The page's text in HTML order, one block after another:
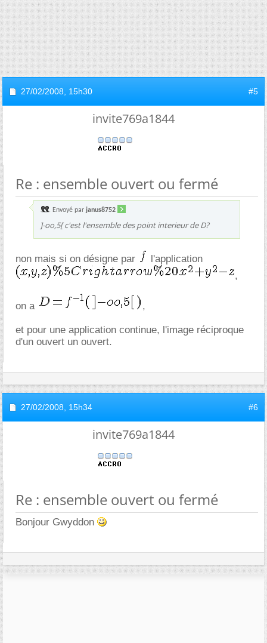
27/02/2008, 15h30 #5
invite769a1844
Re : ensemble ouvert ou fermé
Envoyé par janus8752
]-oo,5[ c'est l'ensemble des point interieur de D?
non mais si on désigne par
l'application
,
on a ,
et pour une application continue, l'image réciproque
d'un ouvert un ouvert.
27/02/2008, 15h34 #6
invite769a1844
Re : ensemble ouvert ou fermé
Bonjour Gwyddon